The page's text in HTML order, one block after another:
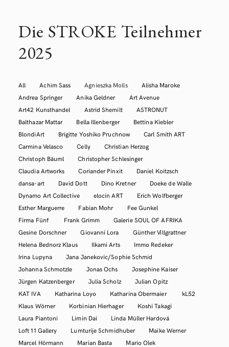
Die STROKE Teilnehmer
2025
All Achim Sass Agnieszka Molls
Alisha Maroke
Andrea Springer
Anika Geldner
Art Avenue
Art42 Kunsthandel
Astrid Shemilt
ASTRONUT
Balthazar Mattar
Bella Illenberger
Bettina Kiebler
BlondiArt
Brigitte Yoshiko Pruchnow
Carl Smith ART
Carmina Velasco
Celly
Christian Herzog
Christoph Bäuml
Christopher Schlesinger
Claudia Artworks
Coriander Pinxit
Daniel Koitzsch
dansa-art
David Dott Dino Kretner
Doeke de Walle
Dynamo Art Collective
elocin ART
Erich Wolfberger
Esther Marguerre
Fabian Mohr
Fee Gunkel
Firma Fünf
Frank Grimm
Galerie SOUL OF AFRIKA
Gesine Dorschner
Giovanni Lora
Günther Villgrattner
Helena Bednorz Klaus
Ilkami Arts
Immo Redeker
Irina Lupyna
Jana Janekovic/Sophie Schmid
Johanna Schmotzle
Jonas Ochs
Josephine Kaiser
Jürgen Katzenberger
Julia Scholz
Julian Opitz
KAT IVA
Katharina Loyo Katharina Obermaier
kL52
Klaus Wörner
Korbinian Hierhager
Koshi Takagi
Laura Piantoni
Limin Dai
Linda Müller Hardová
Loft 11 Gallery
Lumturije Schmidhuber
Maike Werner
Marcel Hörmann
Marian Basta
Mario Olek